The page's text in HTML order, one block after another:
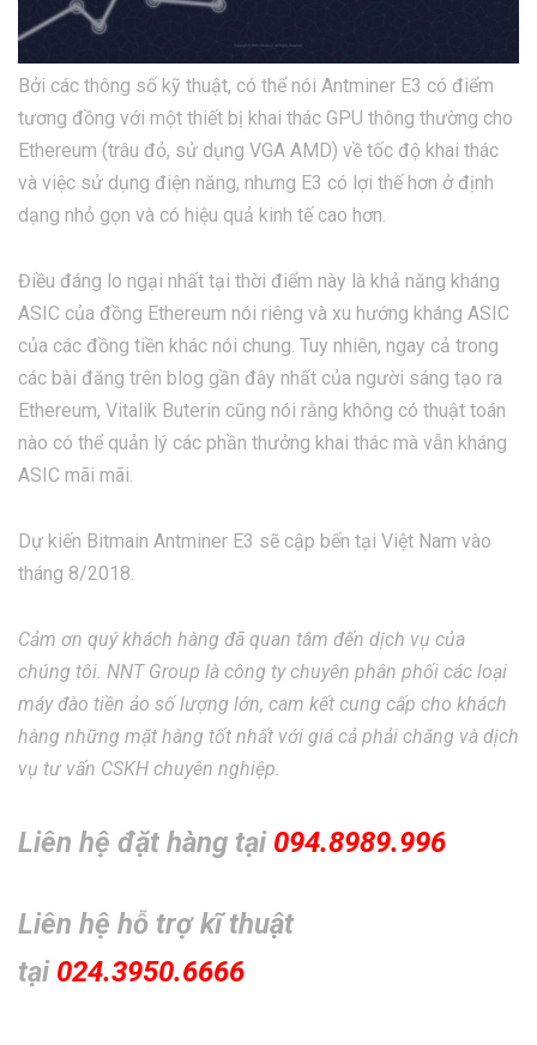
Bởi các thông số kỹ thuật, có thể nói Antminer E3 có điểm
tương đồng với một thiết bị khai thác GPU thông thường cho
Ethereum (trâu đỏ, sử dụng VGA AMD) về tốc độ khai thác
và việc sử dụng điện năng, nhưng E3 có lợi thế hơn ở định
dạng nhỏ gọn và có hiệu quả kinh tế cao hơn.
Điều đáng lo ngại nhất tại thời điểm này là khả năng kháng
ASIC của đồng Ethereum nói riêng và xu hướng kháng ASIC
của các đồng tiền khác nói chung. Tuy nhiên, ngay cả trong
các bài đăng trên blog gần đây nhất của người sáng tạo ra
Ethereum, Vitalik Buterin cũng nói rằng không có thuật toán
nào có thể quản lý các phần thưởng khai thác mà vẫn kháng
ASIC mãi mãi.
Dự kiến Bitmain Antminer E3 sẽ cập bến tại Việt Nam vào
tháng 8/2018.
Cảm ơn quý khách hàng đã quan tâm đến dịch vụ của
chúng tôi. NNT Group là công ty chuyên phân phối các loại
máy đào tiền ảo số lượng lớn, cam kết cung cấp cho khách
hàng những mặt hàng tốt nhất với giá cả phải chăng và dịch
vụ tư vấn CSKH chuyên nghiệp.
Liên hệ đặt hàng tại 094.8989.996
Liên hệ hỗ trợ kĩ thuật
tại 024.3950.6666